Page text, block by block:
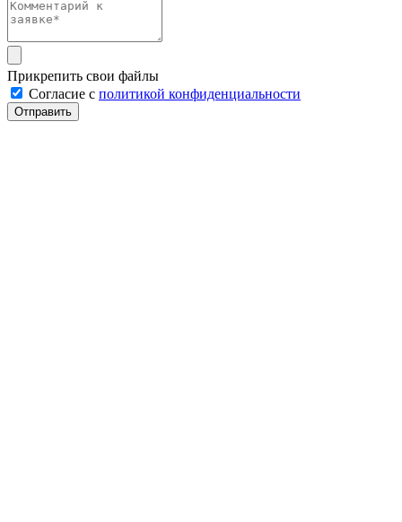
Прикрепить свои файлы
Cогласие с политикой конфиденциальности
Отправить